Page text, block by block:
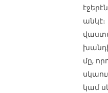
մը,
կամ